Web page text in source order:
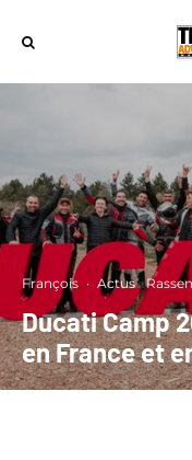
François · Actus
Ducati Camp
en France et